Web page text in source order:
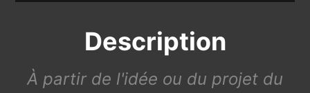
Description
À partir de l'idée ou du projet du